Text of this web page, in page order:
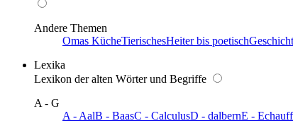
Andere Themen
Omas KücheTierischesHeiter bis poetisch
Lexika
Lexikon der alten Wörter und Begriffe
A - G
A - AalB - BaasC - CalculusD - dalbernE -